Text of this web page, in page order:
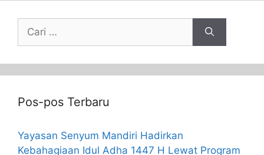
Pos-pos Terbaru
Yayasan Senyum Mandiri Hadirkan
Kebahagiaan Idul Adha 1447 H Lewat Program